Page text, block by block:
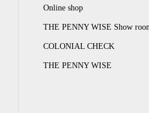
Online shop
THE PENNY WISE Show
COLONIAL CHECK
THE PENNY WISE